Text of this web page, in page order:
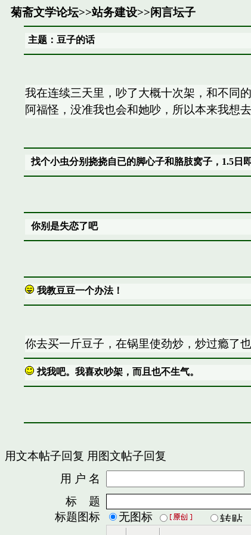
菊斋文学论坛>>站务建设>>闲言坛子
主题：豆子的话
我在连续三天里，吵了大概十次架，和不同
阿福怪，没准我也会和她吵，所以本来我想
找个小虫分别挠挠自已的脚心子和胳肢窝子，1.5日
你别是失恋了吧
我教豆豆一个办法！
你去买一斤豆子，在锅里使劲炒，炒过瘾了
找我吧。我喜欢吵架，而且也不生气。
用文本帖子回复 用图文帖子回复
用 户 名
标 题
标题图标
无图标